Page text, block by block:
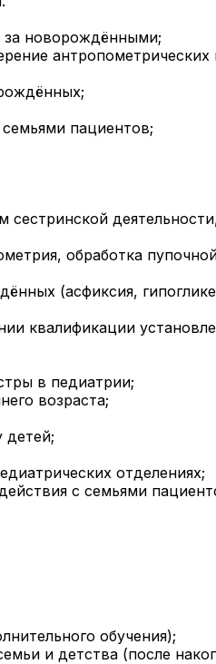
за новорождёнными;
антропометрических
пациентов;
обработка
(асфиксия,
квалификации
в педиатрии;
возраста;
детей;
отделениях;
с семьями
обучения);
и детства (после